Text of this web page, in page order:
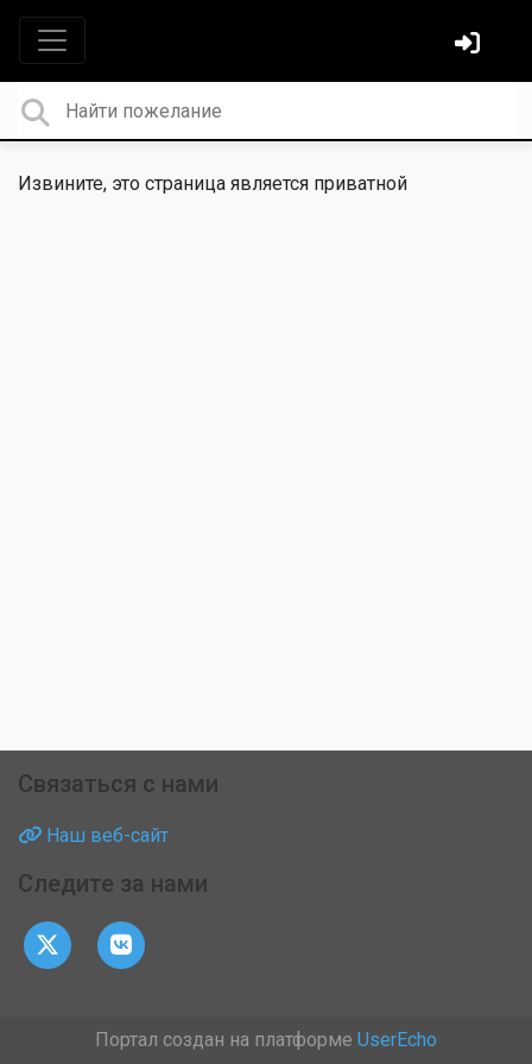
Извините, это страница является приватной
Связаться с нами
Наш веб-сайт
Следите за нами
Портал создан на платформе UserEcho